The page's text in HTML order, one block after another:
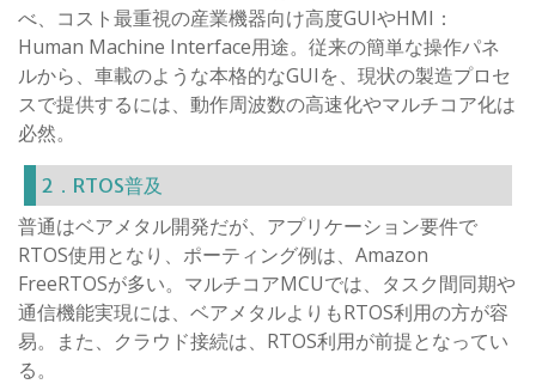
べ、コスト最重視の産業機器向け高度GUIやHMI：
Human Machine Interface用途。従来の簡単な操作パネ
ルから、車載のような本格的なGUIを、現状の製造プロセ
スで提供するには、動作周波数の高速化やマルチコア化は
必然。
2．RTOS普及
普通はベアメタル開発だが、アプリケーション要件で
RTOS使用となり、ポーティング例は、Amazon
FreeRTOSが多い。マルチコアMCUでは、タスク間同期や
通信機能実現には、ベアメタルよりもRTOS利用の方が容
易。また、クラウド接続は、RTOS利用が前提となってい
る。